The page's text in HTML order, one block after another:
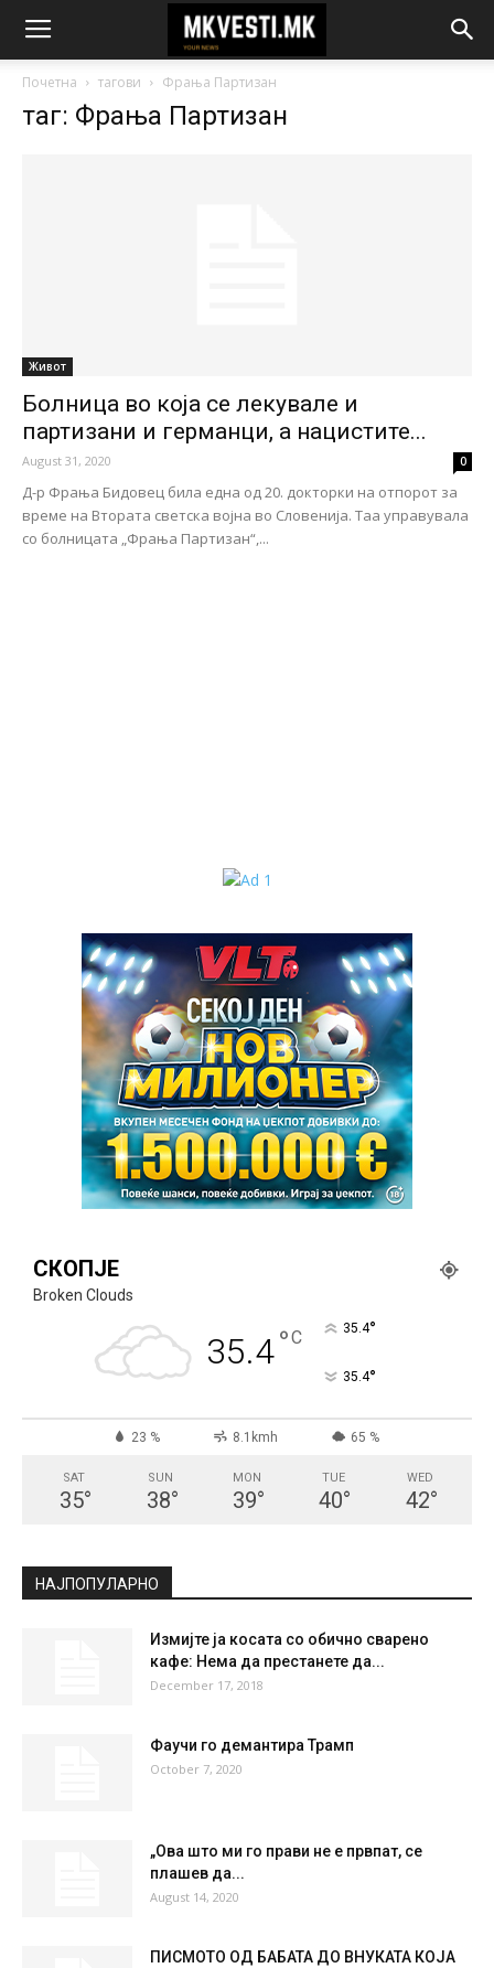
Почетна тагови Фрања Партизан
таг: Фрања Партизан
Живот
Болница во која се лекувале и
партизани и германци, а нацистите...
August 31, 2020 0
Д-р Фрања Бидовец била една од 20. докторки на отпорот за
време на Втората светска војна во Словенија. Таа управувала
со болницата „Фрања Партизан“,...
СКОПЈЕ
Broken Clouds
35.4°C 35.4°
35.4°
23 % 8.1kmh 65 %
SAT
35°
SUN
38°
MON
39°
TUE
40°
WED
42°
НАЈПОПУЛАРНО
Измијте ја косата со обично сварено
кафе: Нема да престанете да...
December 17, 2018
Фаучи го демантира Трамп
October 7, 2020
„Ова што ми го прави не е првпат, се
плашев да...
August 14, 2020
ПИСМОТО ОД БАБАТА ДО ВНУКАТА КОЈА